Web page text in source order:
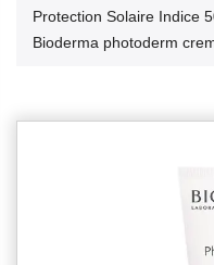
Protection Solaire Indice
Bioderma photoderm